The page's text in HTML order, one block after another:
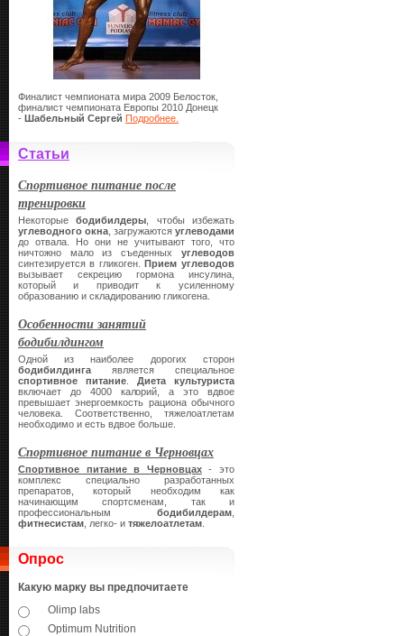
Финалист чемпионата мира 2009 Белосток,
финалист чемпионата Европы 2010 Донецк
- Шабельный Сергей Подробнее.
Статьи
Спортивное питание после
тренировки
Некоторыебодибилдеры , чтобы избежать
углеводного окна , загружаются углеводами
до отвала. Но они не учитывают того, что
ничтожно мало из съеденных углеводов
синтезируется в гликоген.Прием углеводов
вызывает секрецию гормона инсулина,
который и приводит к усиленному
образованию и складированию гликогена.
Особенности занятий
бодибилдингом
Одной из наиболее дорогих сторон
бодибилдинга является специальное
спортивное питание
Диета культуриста
включает до 4000 калорий, а это вдвое
превышает энергоемкость рациона обычного
человека. Соответственно, тяжелоатлетам
необходимо и есть вдвое больше.
Спортивное питание в Черновцах
Спортивное питание в Черновцах- это
комплекс специально разработанных
препаратов, который необходим как
начинающим спортсменам, так и
профессиональным бодибилдерам
фитнесистам , легко- и тяжелоатлетам
Опрос
Какую марку вы предпочитаете
Olimp labs
Optimum Nutrition